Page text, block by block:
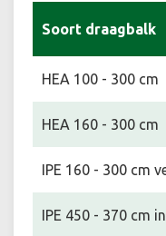
Soort draagbalk
HEA 100 - 300 cm
HEA 160 - 300 cm
IPE 160 - 300 cm
IPE 450 - 370 cm